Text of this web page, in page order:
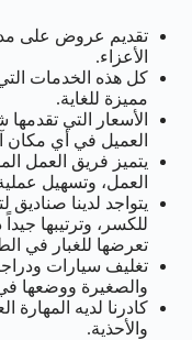
تقديم عروض على
الأعزاء.
كل هذه الخدمات
مميزة للغاية.
الأسعار التي
العميل في أي مكان
يتميز فريق العمل
العمل، وتسهيل
يتواجد لدينا صناديق
للكسر، وترتيبها
تعرضها للغبار في
تغليف سيارات
والصغيرة ووضعها
كادرنا لديه المهارة
والأحذية.